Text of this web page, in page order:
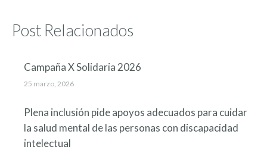
Post Relacionados
Campaña X Solidaria 2026
25 marzo, 2026
Plena inclusión pide apoyos adecuados para cuidar
la salud mental de las personas con discapacidad
intelectual